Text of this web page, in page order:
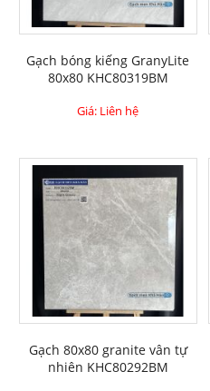
Gạch bóng kiếng GranyLite
80x80 KHC80319BM
Giá: Liên hệ
Gạch 80x80 granite vân tự
nhiên KHC80292BM